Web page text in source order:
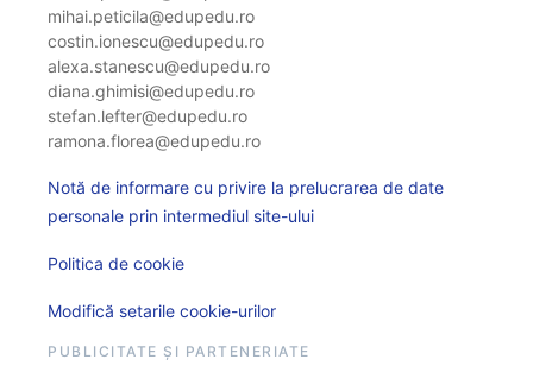
mihai.peticila@edupedu.ro
costin.ionescu@edupedu.ro
alexa.stanescu@edupedu.ro
diana.ghimisi@edupedu.ro
stefan.lefter@edupedu.ro
ramona.florea@edupedu.ro
Notă de informare cu privire la prelucrarea de date
personale prin intermediul site-ului
Politica de cookie
Modifică setarile cookie-urilor
PUBLICITATE ȘI PARTENERIATE